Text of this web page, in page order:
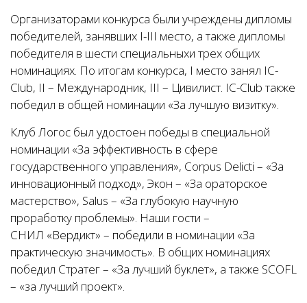
Организаторами конкурса были учреждены дипломы
победителей, занявших І-ІІІ место, а также дипломы
победителя в шести специальныхи трех общих
номинациях. По итогам конкурса, І место занял IC-
Club, ІІ – Международник, ІІІ – Цивилист. IC-Club также
победил в общей номинации «За лучшую визитку».
Клуб Логос был удостоен победы в специальной
номинации «За эффективность в сфере
государственного управления», Corpus Delicti – «За
инновационный подход», Экон – «За ораторское
мастерство», Salus – «За глубокую научную
проработку проблемы». Наши гости –
СНИЛ «Вердикт» – победили в номинации «За
практическую значимость». В общих номинациях
победил Стратег – «За лучший буклет», а также SCOFL
– «за лучший проект».